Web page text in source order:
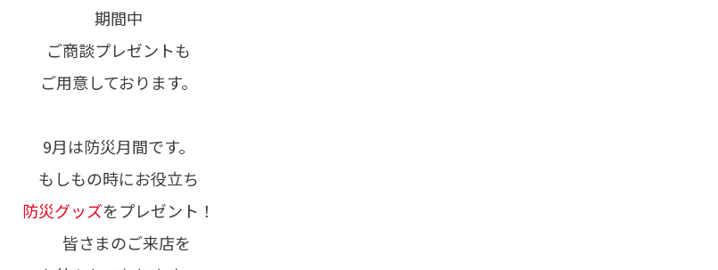
期間中
ご商談プレゼントも
ご用意しております。
9月は防災月間です。
もしもの時にお役立ち
防災グッズをプレゼント！
皆さまのご来店を